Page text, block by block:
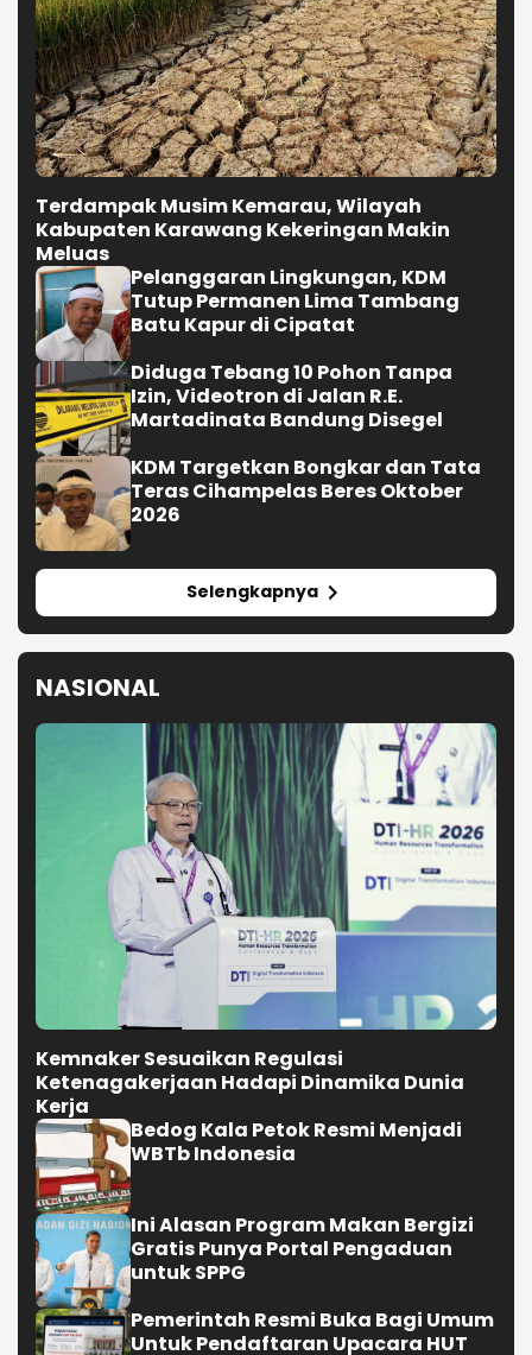
Terdampak Musim Kemarau, Wilayah
Kabupaten Karawang Kekeringan Makin
Meluas
Pelanggaran Lingkungan, KDM
Tutup Permanen Lima Tambang
Batu Kapur di Cipatat
Diduga Tebang 10 Pohon Tanpa
Izin, Videotron di Jalan R.E.
Martadinata Bandung Disegel
KDM Targetkan Bongkar dan Tata
Teras Cihampelas Beres Oktober
2026
Selengkapnya
NASIONAL
Kemnaker Sesuaikan Regulasi
Ketenagakerjaan Hadapi Dinamika Dunia
Kerja
Bedog Kala Petok Resmi Menjadi
WBTb Indonesia
Ini Alasan Program Makan Bergizi
Gratis Punya Portal Pengaduan
untuk SPPG
Pemerintah Resmi Buka Bagi Umum
Untuk Pendaftaran Upacara HUT